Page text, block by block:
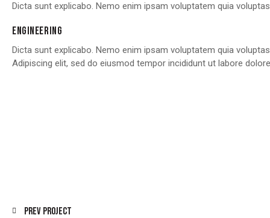
Dicta sunt explicabo. Nemo enim ipsam voluptatem quia
ENGINEERING
Dicta sunt explicabo. Nemo enim ipsam voluptatem quia
Adipiscing elit, sed do eiusmod tempor incididunt ut labore
Prev Project